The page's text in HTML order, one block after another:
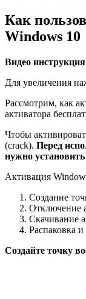
Как
Windows 10
Видео инструкция
Для увеличения
Рассмотрим, как
активатора
Чтобы
(crack). Перед
нужно установить
Активация
Создание
Отключение
Скачивание
Распаковка и
Создайте точку